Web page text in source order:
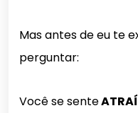
Mas antes de eu te
perguntar:
Você se sente